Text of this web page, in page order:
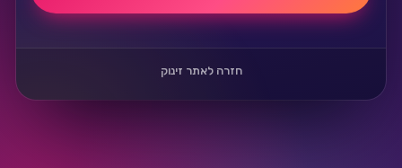
חזרה לאתר זינוק